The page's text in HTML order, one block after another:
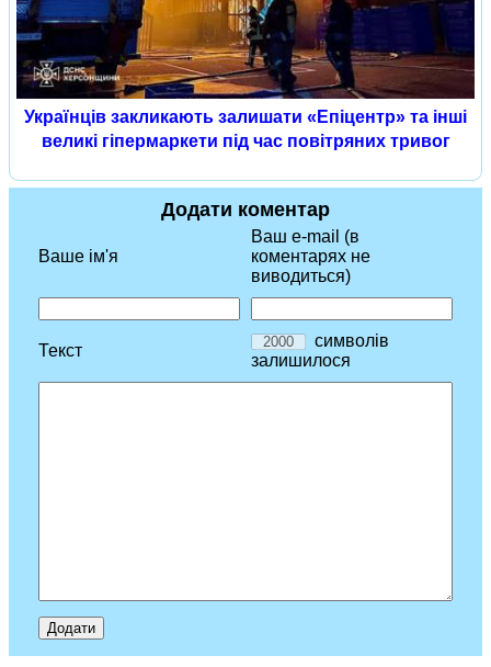
Українців закликають залишати «Епіцентр» та інші
великі гіпермаркети під час повітряних тривог
Додати коментар
Ваше ім'я
Ваш e-mail (в
коментарях не
виводиться)
Текст
символів
залишилося